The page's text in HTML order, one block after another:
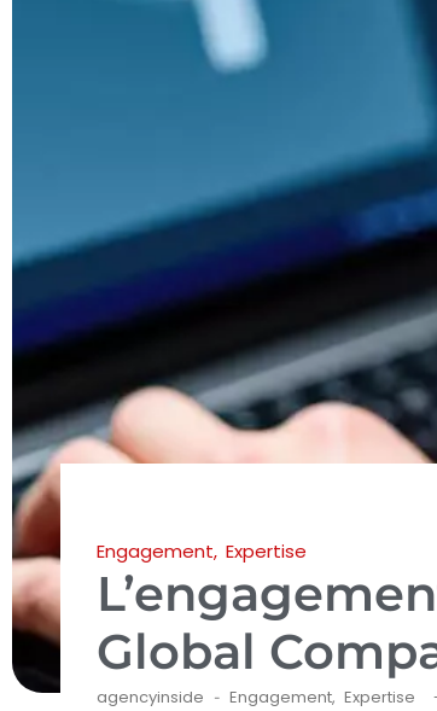
Engagement, Expertise
Global
agencyinside - Engagement, Expertise